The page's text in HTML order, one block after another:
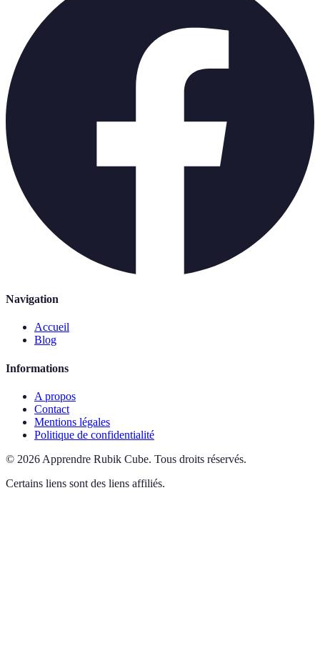
Navigation
Accueil
Blog
Informations
A propos
Contact
Mentions légales
Politique de confidentialité
© 2026 Apprendre Rubik Cube. Tous droits réservés.
Certains liens sont des liens affiliés.